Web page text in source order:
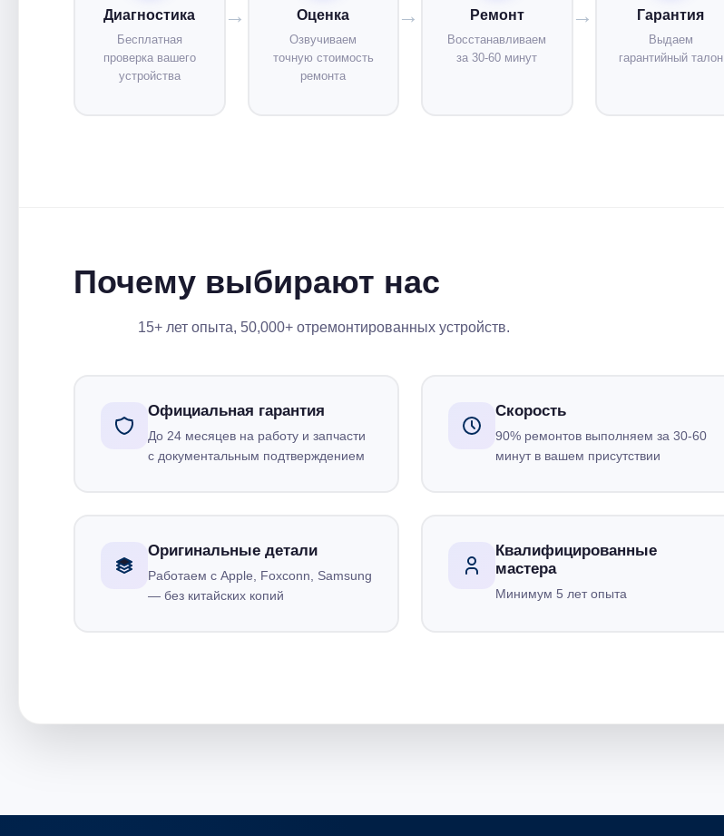
Диагностика
Бесплатная
проверка вашего
устройства
Оценка
Озвучиваем
точную стоимость
ремонта
Ремонт
Восстанавливаем
за 30-60 минут
Гарантия
Выдаем
гарантийный талон
Почему выбирают нас
15+ лет опыта, 50,000+ отремонтированных устройств.
Официальная гарантия
До 24 месяцев на работу и запчасти
с документальным подтверждением
Скорость
90% ремонтов выполняем за 30-60
минут в вашем присутствии
Оригинальные детали
Работаем с Apple, Foxconn, Samsung
— без китайских копий
Квалифицированные
мастера
Минимум 5 лет опыта